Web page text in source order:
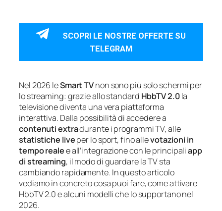
SCOPRI LE NOSTRE OFFERTE SU
TELEGRAM
Nel 2026 leSmart TVnon sono più solo schermi per
lo streaming: grazie allo standard HbbTV 2.0la
televisione diventa una vera piattaforma
interattiva. Dalla possibilità di accedere a
contenuti extradurante i programmi TV, alle
statistiche liveper lo sport, fino allevotazioni in
tempo realee all’integrazione con le principaliapp
di streaming, il modo di guardare la TV sta
cambiando rapidamente. In questo articolo
vediamo in concreto cosa puoi fare, come attivare
HbbTV 2.0 e alcuni modelli che lo supportano nel
2026.